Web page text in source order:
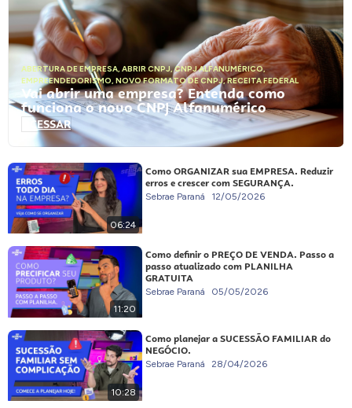
ABERTURA DE EMPRESA, ABRIR CNPJ,CNPJ ALFANUMÉRICO,
EMPREENDEDORISMO, NOVO FORMATO DE CNPJ,RECEITA FEDERAL
Vai abrir uma empresa? Entenda como
funciona o novo CNPJ Alfanumérico
ACESSAR
06:24
Como ORGANIZAR sua EMPRESA. Reduzir
erros e crescer com SEGURANÇA.
Sebrae Paraná 12/05/2026
11:20
Como definir o PREÇO DE VENDA. Passo a
passo atualizado com PLANILHA
GRATUITA
Sebrae Paraná 05/05/2026
10:28
Como planejar a SUCESSÃO FAMILIAR do
NEGÓCIO.
Sebrae Paraná 28/04/2026